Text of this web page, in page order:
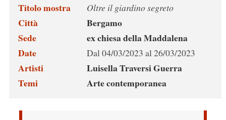
Titolo mostra Oltre il giardino segreto
Città
Bergamo
Sede
ex chiesa della Maddalena
Date
Dal 04/03/2023 al 26/03/2023
Artisti
Luisella Traversi Guerra
Temi
Arte contemporanea